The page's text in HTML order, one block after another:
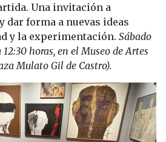
Una invitación a
dar forma a nuevas ideas
y la experimentación. Sábado
12:30 horas, en el Museo de Artes
Mulato Gil de Castro).